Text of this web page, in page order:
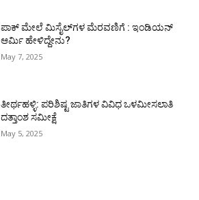
ಪಾಕ್​ ಮೇಲೆ ಮಿಸೈಲ್​ಗಳ ಮೆರವಣಿಗೆ : ಇಂಡಿಯನ್
ಆರ್ಮಿ ಹೇಳಿದ್ದೇನು?
May 7, 2025
ತೀರ್ಥಹಳ್ಳಿ: ಪರಿಶಿಷ್ಟ ಜಾತಿಗಳ ವಿವಿಧ ಒಳಮೀಸಲಾತಿ
ದತ್ತಾಂಶ ಸಮೀಕ್ಷೆ
May 5, 2025